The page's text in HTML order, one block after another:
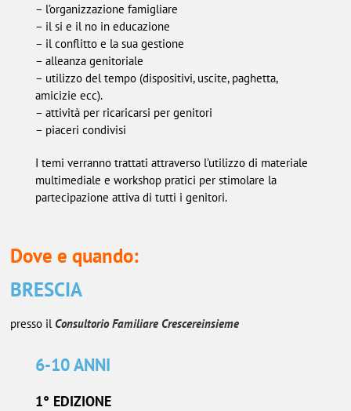
– l’organizzazione famigliare
– il si e il no in educazione
– il conflitto e la sua gestione
– alleanza genitoriale
– utilizzo del tempo (dispositivi, uscite, paghetta,
amicizie ecc).
– attività per ricaricarsi per genitori
– piaceri condivisi
I temi verranno trattati attraverso l’utilizzo di materiale
multimediale e workshop pratici per stimolare la
partecipazione attiva di tutti i genitori.
Dove e quando:
BRESCIA
presso il Consultorio Familiare Crescereinsieme
6-10 ANNI
1° EDIZIONE